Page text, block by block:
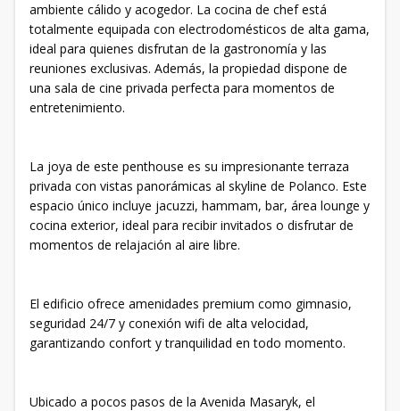
ambiente cálido y acogedor. La cocina de chef está
totalmente equipada con electrodomésticos de alta gama,
ideal para quienes disfrutan de la gastronomía y las
reuniones exclusivas. Además, la propiedad dispone de
una sala de cine privada perfecta para momentos de
entretenimiento.
La joya de este penthouse es su impresionante terraza
privada con vistas panorámicas al skyline de Polanco. Este
espacio único incluye jacuzzi, hammam, bar, área lounge y
cocina exterior, ideal para recibir invitados o disfrutar de
momentos de relajación al aire libre.
El edificio ofrece amenidades premium como gimnasio,
seguridad 24/7 y conexión wifi de alta velocidad,
garantizando confort y tranquilidad en todo momento.
Ubicado a pocos pasos de la Avenida Masaryk, el